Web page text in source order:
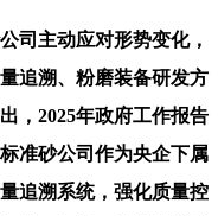
主动应对形势变化，
追溯、粉磨装备研发方
，2025年政府工作报告
准砂公司作为央企下属
追溯系统，强化质量控